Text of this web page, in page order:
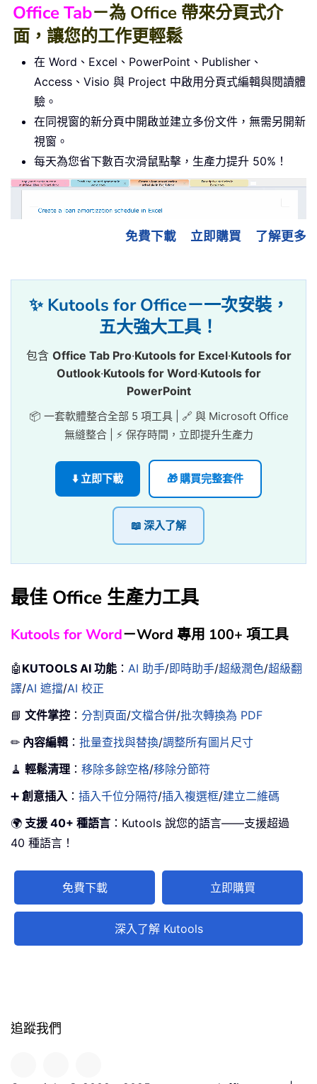
Office Tab－為 Office 帶來分頁式介
面，讓您的工作更輕鬆
在 Word、Excel、PowerPoint、Publisher、
Access、Visio 與 Project 中啟用分頁式編輯與閱讀體
驗。
在同視窗的新分頁中開啟並建立多份文件，無需另開新
視窗。
每天為您省下數百次滑鼠點擊，生產力提升 50%！
免費下載 立即購買 了解更多
✨ Kutools for Office－一次安裝，
五大強大工具！
包含 Office Tab Pro·Kutools for Excel·Kutools for
Outlook·Kutools for Word·Kutools for
PowerPoint
📦 一套軟體整合全部 5 項工具 | 🔗 與 Microsoft Office
無縫整合 | ⚡ 保存時間，立即提升生產力
⬇️ 立即下載 🎁 購買完整套件
📖 深入了解
最佳 Office 生產力工具
Kutools for Word－Word 專用 100+ 項工具
🤖 KUTOOLS AI 功能 ： AI 助手/即時助手/超級潤色/超級翻
譯/AI 遮擋/AI 校正
📘 文件掌控 ： 分割頁面/文檔合併/批次轉換為 PDF
✏ 內容編輯 ： 批量查找與替換/調整所有圖片尺寸
🧹 輕鬆清理 ： 移除多餘空格/移除分節符
➕ 創意插入 ： 插入千位分隔符/插入複選框/建立二維碼
🌍 支援 40+ 種語言 ：Kutools 說您的語言——支援超過
40 種語言！
免費下載 立即購買
深入了解 Kutools
追蹤我們